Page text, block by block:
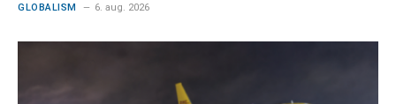
GLOBALISM 6. aug. 2026